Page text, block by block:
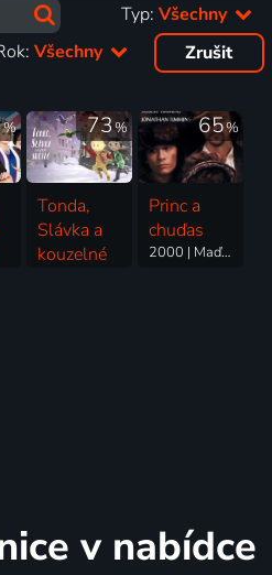
Typ: Všechny
Všechny Zrušit
% 73%
Tonda,
Slávka a
kouzelné
65%
Princ a
chuďas
2000 | Maďarsko, Velká Británie | Dobrodružný, Rodinný
v nabídce